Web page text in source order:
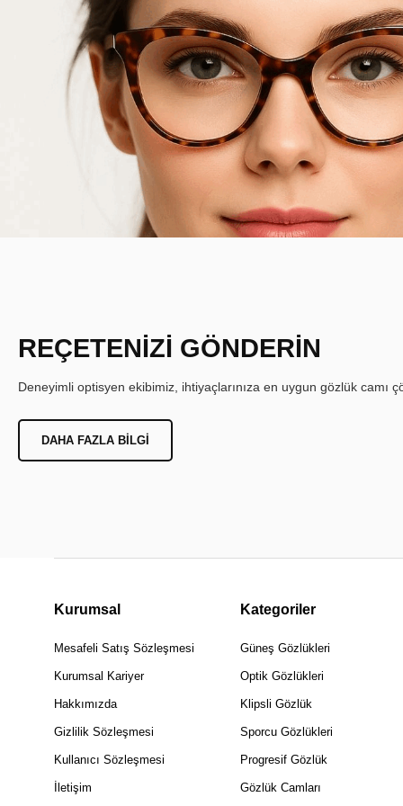
REÇETENİZİ GÖNDERİN
Deneyimli optisyen ekibimiz, ihtiyaçlarınıza en uygun gözlük camı
DAHA FAZLA BILGI
Kurumsal
Mesafeli Satış Sözleşmesi
Kurumsal Kariyer
Hakkımızda
Gizlilik Sözleşmesi
Kullanıcı Sözleşmesi
İletişim
Kategoriler
Güneş Gözlükleri
Optik Gözlükleri
Klipsli Gözlük
Sporcu Gözlükleri
Progresif Gözlük
Gözlük Camları